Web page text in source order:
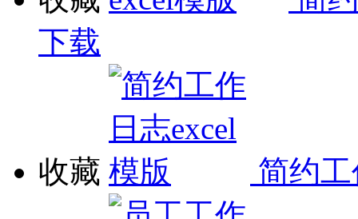
下载
收藏 简约